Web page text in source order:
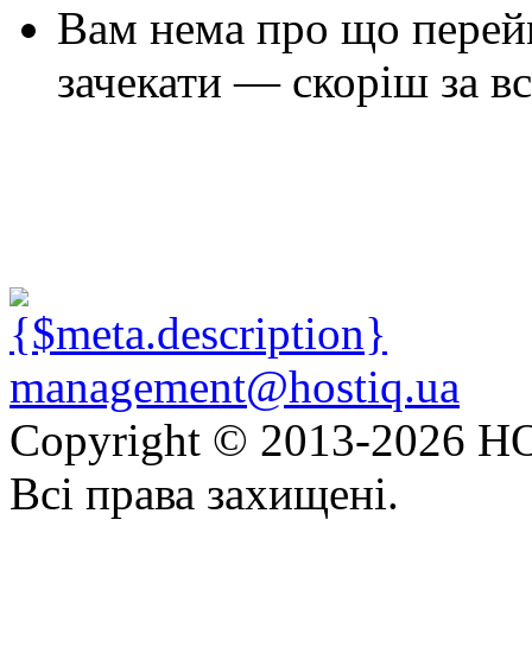
Вам нема про що
зачекати — скоріш за
management@hostiq.ua
Copyright © 2013-2026
Всі права захищені.